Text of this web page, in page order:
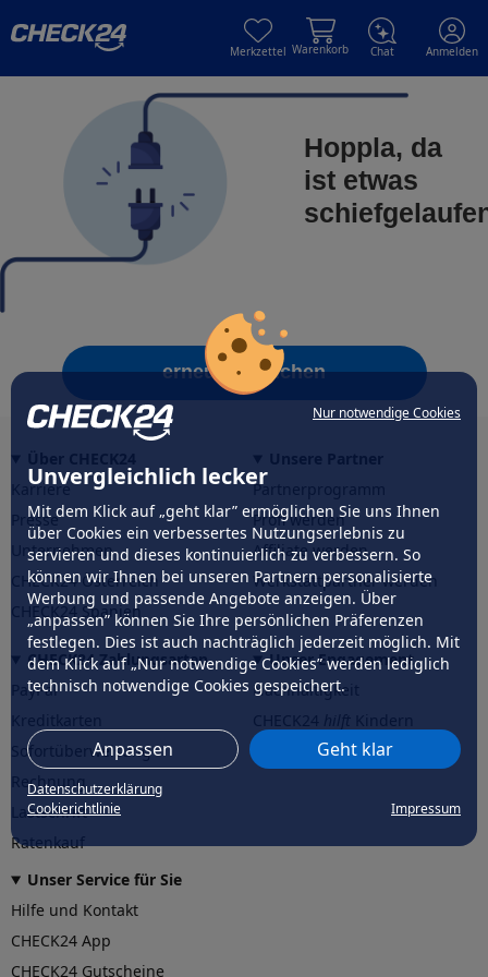
Nur notwendige Cookies
Unvergleichlich lecker
Mit dem Klick auf „geht klar” ermöglichen Sie uns Ihnen
über Cookies ein verbessertes Nutzungserlebnis zu
servieren und dieses kontinuierlich zu verbessern. So
können wir Ihnen bei unseren Partnern personalisierte
Werbung und passende Angebote anzeigen. Über
„anpassen” können Sie Ihre persönlichen Präferenzen
festlegen. Dies ist auch nachträglich jederzeit möglich. Mit
dem Klick auf „Nur notwendige Cookies” werden lediglich
technisch notwendige Cookies gespeichert.
Anpassen Geht klar
Datenschutzerklärung
Cookierichtlinie
Impressum
Merkzettel Warenkorb Chat Anmelden
Hoppla, da
ist etwas
erneut versuchen
Karriere
Presse
Unternehmen
CHECK24 Österreich
CHECK24 Spanien
Partnerprogramm
Profi werden
Affiliate werden
Werkstattpartner werden
CHECK24 Zahlungsarten
PayPal
Sofortüberweisung
Rechnung
Lastschrift
Ratenkauf
Unser Engagement
Nachhaltigkeit
CHECK24hilftder Natur
Unser Service für Sie
Hilfe und Kontakt
CHECK24 App
CHECK24 Gutscheine